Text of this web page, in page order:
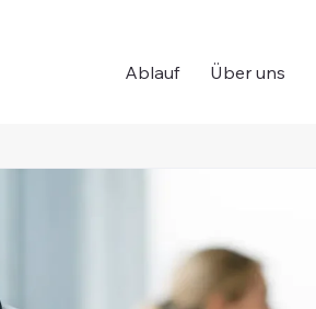
Ablauf Über uns